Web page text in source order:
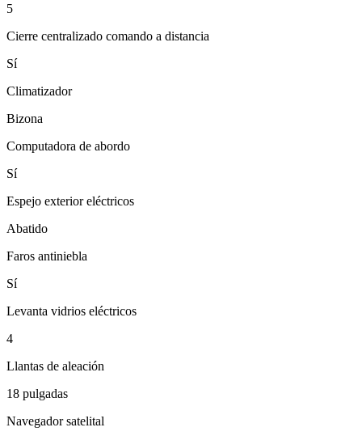
5
Cierre centralizado comando a distancia
Sí
Climatizador
Bizona
Computadora de abordo
Sí
Espejo exterior eléctricos
Abatido
Faros antiniebla
Sí
Levanta vidrios eléctricos
4
Llantas de aleación
18 pulgadas
Navegador satelital